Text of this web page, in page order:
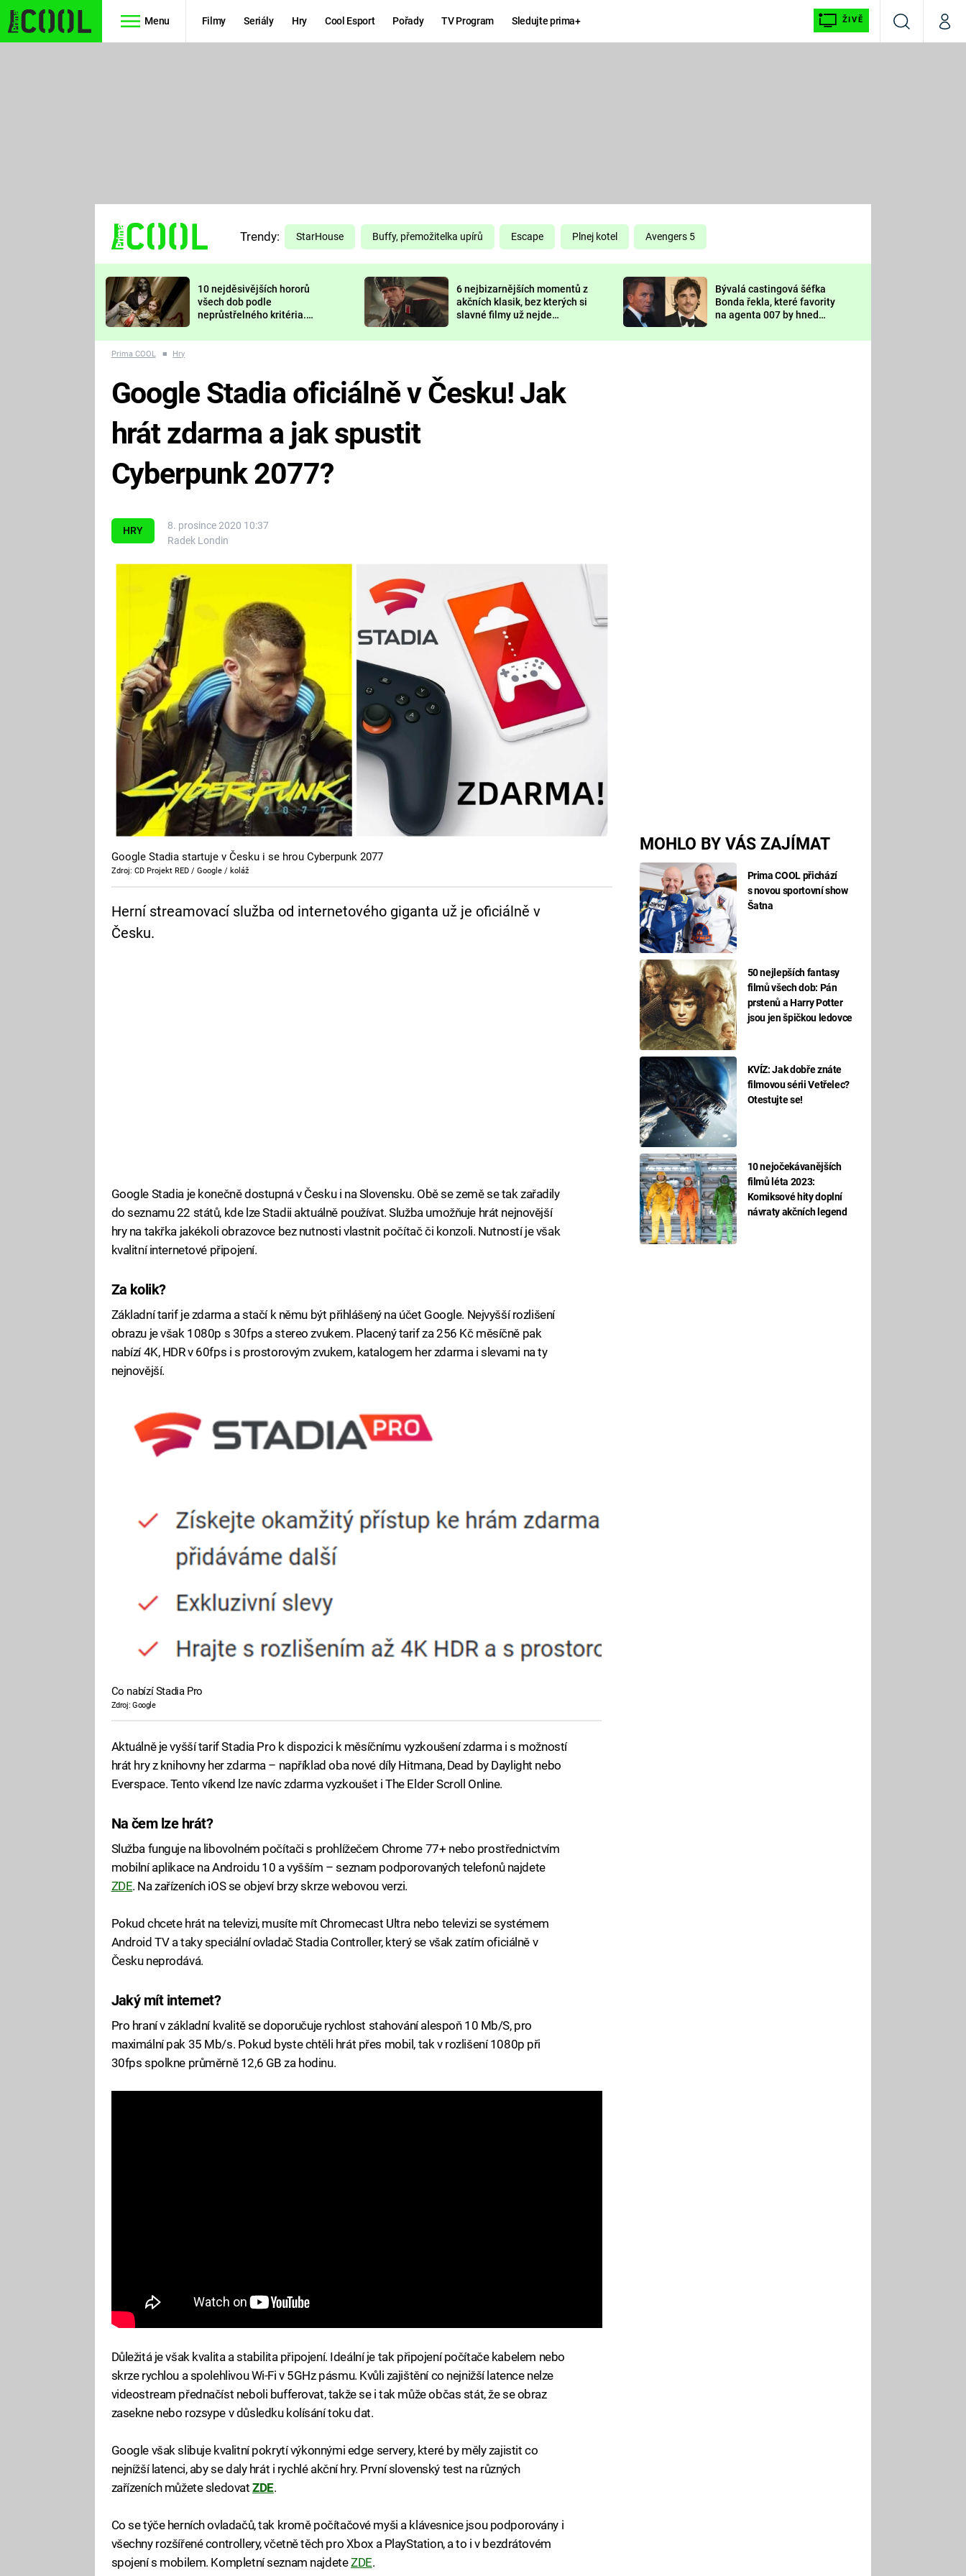
Menu Filmy Seriály Hry Cool Esport Pořady TV Program Sledujte prima+ ŽIVĚ
VyhledáváníMůj
TŘESKU
FUTURAMA
PREDÁTOR
DELIVERANCE
KOMEDIE
CHUCK
NORRIS
DEADPOOL
Prima LAJK
Sledujte nás
Trendy: StarHouse Buffy, přemožitelka upírů Escape Plnej kotel Avengers 5
10 nejděsivějších hororů
všech dob podle
neprůstřelného kritéria.
nejvíc zvednou tep?
6 nejbizarnějších momentů z
akčních klasik, bez kterých si
slavné filmy už nejde
Bývalá castingová šéfka
Bonda řekla, které favority
na agenta 007 by hned
Prima COOL ■ Hry
HRY
8. prosince 2020 10:37
Radek Londin
MOHLO BY VÁS ZAJÍMAT
Prima COOL přichází
s novou sportovní show
Šatna
50 nejlepších fantasy
filmů všech dob: Pán
prstenů a Harry Potter
jsou jen špičkou ledovce
KVÍZ: Jak dobře znáte
filmovou sérii Vetřelec?
Otestujte se!
10 nejočekávanějších
filmů léta 2023:
Komiksové hity doplní
návraty akčních legend
Google Stadia oficiálně v Česku! Jak
hrát zdarma a jak spustit
Cyberpunk 2077?
Google Stadia startuje v Česku i se hrou Cyberpunk 2077
Zdroj: CD Projekt RED / Google / koláž
Herní streamovací služba od internetového giganta už je oficiálně v
Česku.
Google Stadia je konečně dostupná v Česku i na Slovensku. Obě se země se tak zařadily
do seznamu 22 států, kde lze Stadii aktuálně používat. Služba umožňuje hrát nejnovější
hry na takřka jakékoli obrazovce bez nutnosti vlastnit počítač či konzoli. Nutností je však
kvalitní internetové připojení.
Za kolik?
Základní tarif je zdarma a stačí k němu být přihlášený na účet Google. Nejvyšší rozlišení
obrazu je však 1080p s 30fps a stereo zvukem. Placený tarif za 256 Kč měsíčně pak
nabízí 4K, HDR v 60fps i s prostorovým zvukem, katalogem her zdarma i slevami na ty
nejnovější.
Co nabízí Stadia Pro
Zdroj: Google
Aktuálně je vyšší tarif Stadia Pro k dispozici k měsíčnímu vyzkoušení zdarma i s možností
hrát hry z knihovny her zdarma – například oba nové díly Hitmana, Dead by Daylight nebo
Everspace. Tento víkend lze navíc zdarma vyzkoušet i The Elder Scroll Online.
Na čem lze hrát?
Služba funguje na libovolném počítači s prohlížečem Chrome 77+ nebo prostřednictvím
mobilní aplikace na Androidu 10 a vyšším – seznam podporovaných telefonů najdete
ZDE. Na zařízeních iOS se objeví brzy skrze webovou verzi.
Pokud chcete hrát na televizi, musíte mít Chromecast Ultra nebo televizi se systémem
Android TV a taky speciální ovladač Stadia Controller, který se však zatím oficiálně v
Česku neprodává.
Jaký mít internet?
Pro hraní v základní kvalitě se doporučuje rychlost stahování alespoň 10 Mb/S, pro
maximální pak 35 Mb/s. Pokud byste chtěli hrát přes mobil, tak v rozlišení 1080p při
30fps spolkne průměrně 12,6 GB za hodinu.
Důležitá je však kvalita a stabilita připojení. Ideální je tak připojení počítače kabelem nebo
skrze rychlou a spolehlivou Wi-Fi v 5GHz pásmu. Kvůli zajištění co nejnižší latence nelze
videostream přednačíst neboli bufferovat, takže se i tak může občas stát, že se obraz
zasekne nebo rozsype v důsledku kolísání toku dat.
Google však slibuje kvalitní pokrytí výkonnými edge servery, které by měly zajistit co
nejnížší latenci, aby se daly hrát i rychlé akční hry. První slovenský test na různých
zařízeních můžete sledovatZDE.
Co se týče herních ovladačů, tak kromě počítačové myši a klávesnice jsou podporovány i
všechny rozšířené controllery, včetně těch pro Xbox a PlayStation, a to i v bezdrátovém
spojení s mobilem. Kompletní seznam najdeteZDE.